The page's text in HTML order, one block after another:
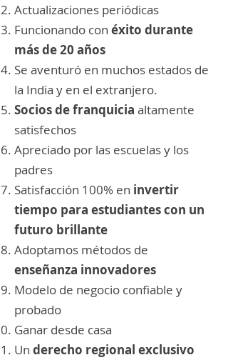
Actualizaciones periódicas
Funcionando con éxito durante
más de 20 años
Se aventuró en muchos estados de
la India y en el extranjero.
Socios de franquicia altamente
satisfechos
Apreciado por las escuelas y los
padres
Satisfacción 100% en invertir
tiempo para estudiantes con un
futuro brillante
Adoptamos métodos de
enseñanza innovadores
Modelo de negocio confiable y
probado
Ganar desde casa
Un derecho regional exclusivo